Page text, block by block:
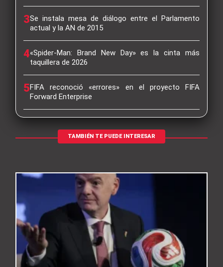
3Se instala mesa de diálogo entre el Parlamento
actual y la AN de 2015
4«Spider-Man: Brand New Day» es la cinta más
taquillera de 2026
5FIFA reconoció «errores» en el proyecto FIFA
Forward Enterprise
TAMBIÉN TE PUEDE INTERESAR